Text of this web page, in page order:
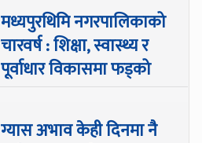
मध्यपुरथिमि नगरपालिकाको
चारवर्ष : शिक्षा, स्वास्थ्य र
पूर्वाधार विकासमा फड्को
ग्यास अभाव केही दिनमा नै